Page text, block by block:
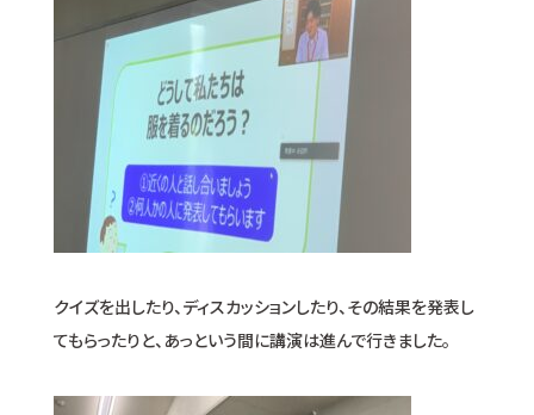
クイズを出したり、ディスカッションしたり、その結果を発表し
てもらったりと、あっという間に講演は進んで行きました。